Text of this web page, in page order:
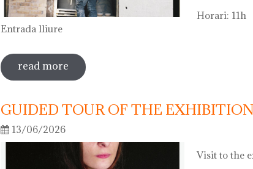
Horari: 11h
Entrada lliure
read more sobre visita guiada a l'exposició 'anar
GUIDED TOUR OF THE
13/06/2026
Visit to the